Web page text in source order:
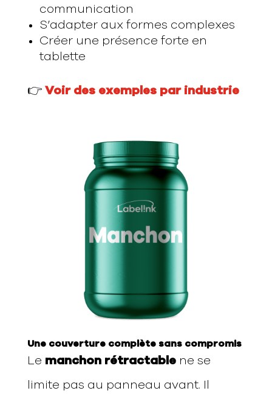
communication
S’adapter aux formes complexes
Créer une présence forte en
tablette
👉 Voir des exemples par industrie
Une couverture complète sans compromis
Le manchon rétractablene se
limite pas au panneau avant. Il